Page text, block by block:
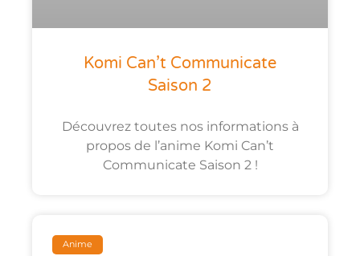
Komi Can’t Communicate
Saison 2
Découvrez toutes nos informations à
propos de l’anime Komi Can’t
Communicate Saison 2 !
Anime